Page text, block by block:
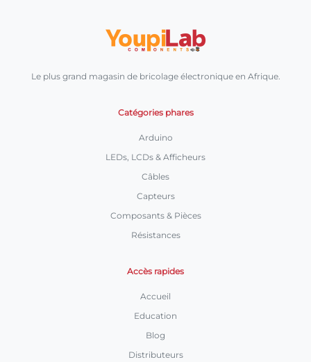
Le plus grand magasin de bricolage électronique en Afrique.
Catégories phares
Arduino
LEDs, LCDs & Afficheurs
Câbles
Capteurs
Composants & Pièces
Résistances
Accès rapides
Accueil
Education
Blog
Distributeurs